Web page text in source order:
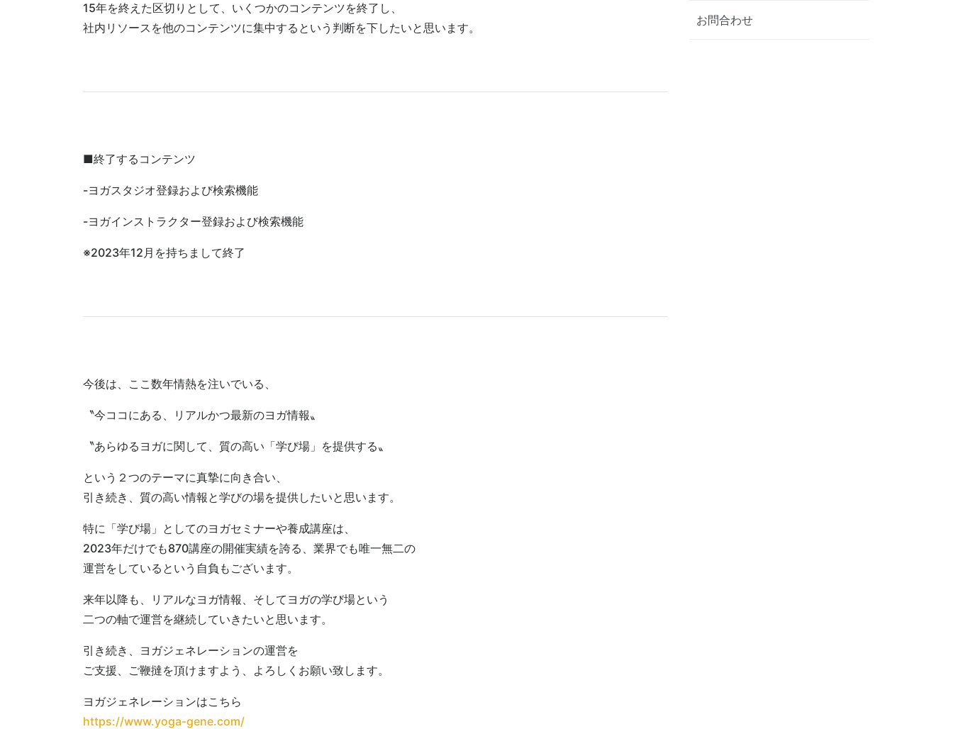
15年を終えた区切りとして、いくつかのコンテンツを終了し、
社内リソースを他のコンテンツに集中するという判断を下したいと思います。
■終了するコンテンツ
-ヨガスタジオ登録および検索機能
-ヨガインストラクター登録および検索機能
※2023年12月を持ちまして終了
今後は、ここ数年情熱を注いでいる、
〝今ココにある、リアルかつ最新のヨガ情報〟
〝あらゆるヨガに関して、質の高い「学び場」を提供する〟
という２つのテーマに真摯に向き合い、
引き続き、質の高い情報と学びの場を提供したいと思います。
特に「学び場」としてのヨガセミナーや養成講座は、
2023年だけでも870講座の開催実績を誇る、業界でも唯一無二の
運営をしているという自負もございます。
来年以降も、リアルなヨガ情報、そしてヨガの学び場という
二つの軸で運営を継続していきたいと思います。
引き続き、ヨガジェネレーションの運営を
ご支援、ご鞭撻を頂けますよう、よろしくお願い致します。
ヨガジェネレーションはこちら
https://www.yoga-gene.com/
お問合わせ